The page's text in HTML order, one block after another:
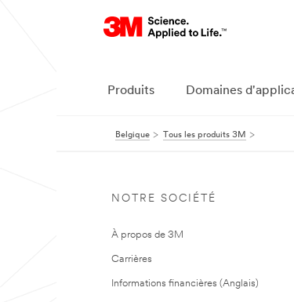
Produits Domaines
Belgique Tous les produits 3M
NOTRE SOCIÉTÉ
À propos de 3M
Carrières
Informations financières (Anglais)